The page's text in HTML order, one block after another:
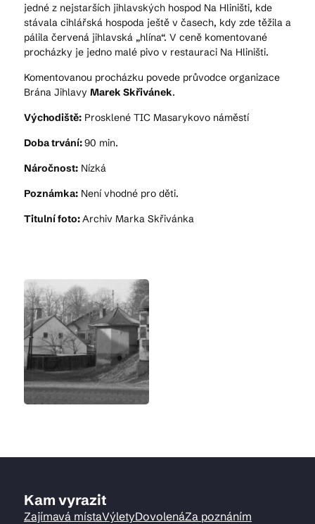
jedné z nejstarších jihlavských hospod Na Hliništi, kde
stávala cihlářská hospoda ještě v časech, kdy zde těžila a
pálila červená jihlavská „hlína“. V ceně komentované
procházky je jedno malé pivo v restauraci Na Hliništi.
Komentovanou procházku povede průvodce organizace
Brána Jihlavy Marek Skřivánek.
Východiště: Prosklené TIC Masarykovo náměstí
Doba trvání:90 min.
Náročnost: Nízká
Poznámka: Není vhodné pro děti.
Titulní foto:Archiv Marka Skřivánka
Kam vyrazit
Zajímavá místaVýletyDovolenáZa poznáním